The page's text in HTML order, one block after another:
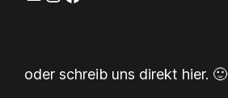
oder schreib uns direkt hier. 🙂